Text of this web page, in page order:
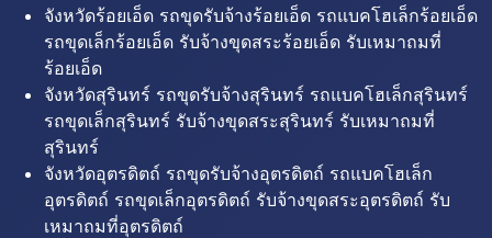
จังหวัดร้อยเอ็ด รถขุดรับจ้างร้อยเอ็ด รถแบคโฮเล็กร้อยเอ็ด
รถขุดเล็กร้อยเอ็ด รับจ้างขุดสระร้อยเอ็ด รับเหมาถมที่
ร้อยเอ็ด
จังหวัดสุรินทร์ รถขุดรับจ้างสุรินทร์ รถแบคโฮเล็กสุรินทร์
รถขุดเล็กสุรินทร์ รับจ้างขุดสระสุรินทร์ รับเหมาถมที่
สุรินทร์
จังหวัดอุตรดิตถ์ รถขุดรับจ้างอุตรดิตถ์ รถแบคโฮเล็ก
อุตรดิตถ์ รถขุดเล็กอุตรดิตถ์ รับจ้างขุดสระอุตรดิตถ์ รับ
เหมาถมที่อุตรดิตถ์